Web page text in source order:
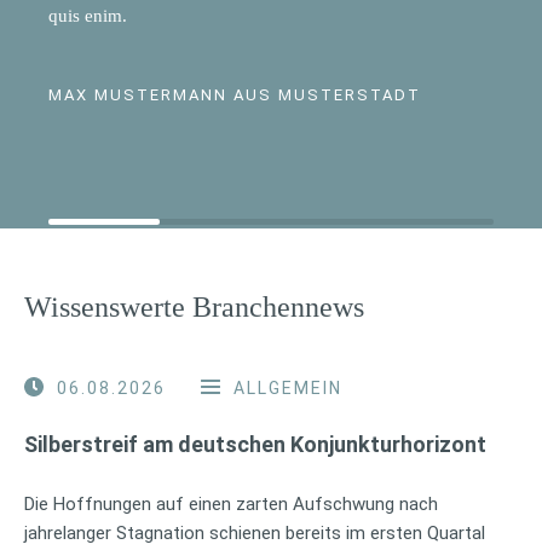
quis enim.
MAX MUSTERMANN AUS MUSTERSTADT
Wissenswerte Branchennews
06.08.2026 ALLGEMEIN
Silberstreif am deutschen Konjunkturhorizont
Die Hoffnungen auf einen zarten Aufschwung nach
jahrelanger Stagnation schienen bereits im ersten Quartal